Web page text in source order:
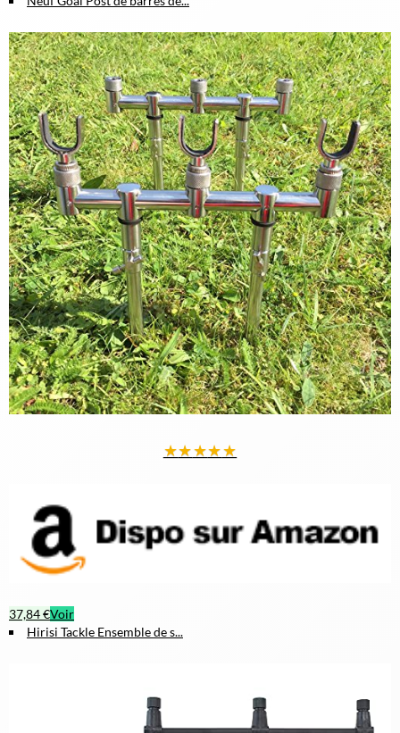
★★★★★
37,84 €Voir
Hirisi Tackle Ensemble de s...